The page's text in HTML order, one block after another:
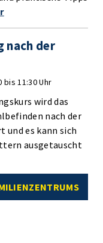
nach der
bis 11:30 Uhr
wird das
nach der
und es kann sich
ausgetauscht